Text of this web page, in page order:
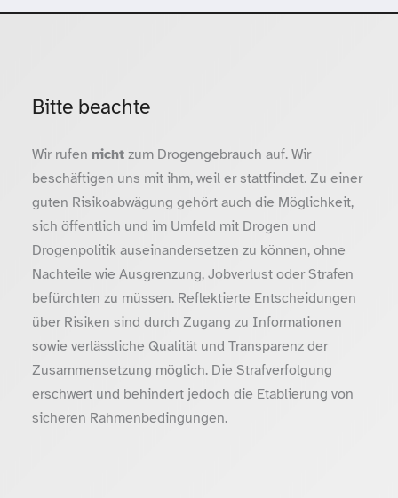
Bitte beachte
Wir rufen nichtzum Drogengebrauch auf. Wir
beschäftigen uns mit ihm, weil er stattfindet. Zu einer
guten Risikoabwägung gehört auch die Möglichkeit,
sich öffentlich und im Umfeld mit Drogen und
Drogenpolitik auseinandersetzen zu können, ohne
Nachteile wie Ausgrenzung, Jobverlust oder Strafen
befürchten zu müssen. Reflektierte Entscheidungen
über Risiken sind durch Zugang zu Informationen
sowie verlässliche Qualität und Transparenz der
Zusammensetzung möglich. Die Strafverfolgung
erschwert und behindert jedoch die Etablierung von
sicheren Rahmenbedingungen.